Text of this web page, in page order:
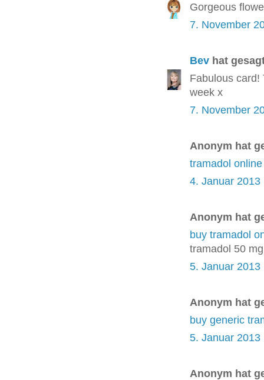
Gorgeous
7. November
Bev hat
Fabulous card!
week x
7. November
Anonym hat
tramadol online
4. Januar 2013
Anonym hat
buy tramadol
tramadol 50
5. Januar 2013
Anonym hat
buy generic
5. Januar 2013
Anonym hat